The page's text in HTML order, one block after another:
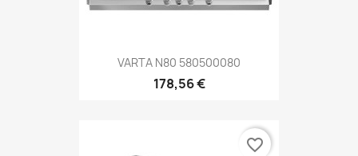
VARTA N80 580500080
178,56 €
favorite_border